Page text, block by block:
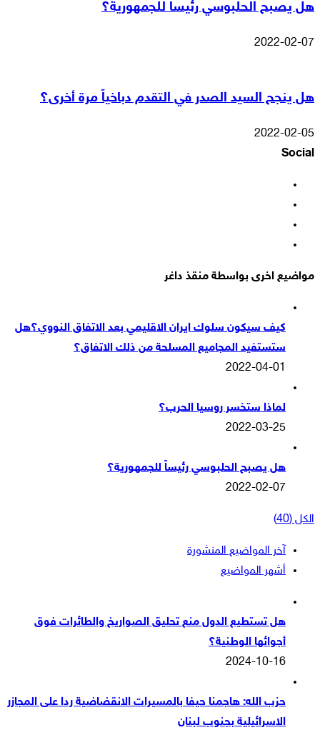
هل يصبح الحلبوسي رئيساً للجمهورية؟
2022-02-07
هل ينجح السيد الصدر في التقدم دباخياً مرة أخرى؟
2022-02-05
Social
مواضيع اخرى بواسطة منقذ داغر
كيف سيكون سلوك ايران الاقليمي بعد الاتفاق النووي؟هل
ستستفيد المجاميع المسلحة من ذلك الاتفاق؟
2022-04-01
لماذا ستخسر روسيا الحرب؟
2022-03-25
هل يصبح الحلبوسي رئيساً للجمهورية؟
2022-02-07
الكل (40)
آخر المواضيع المنشورة
أشهر المواضيع
هل تستطيع الدول منع تحليق الصواريخ والطائرات فوق
أجوائها الوطنية؟
2024-10-16
حزب الله: هاجمنا حيفا بالمسيرات الانقضاضية ردا على المجازر
الاسرائيلية بجنوب لبنان